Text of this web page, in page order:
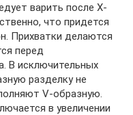
варить после Х-
что придется
Прихватки делаются
перед
В исключительных
разделку не
V-образную.
в увеличении